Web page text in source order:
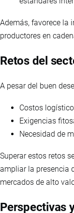
Además, favorece la
productores en
Retos del
A pesar del buen
Costos
Exigencias
Necesidad de
Superar estos retos
ampliar la presencia
mercados de alto
Perspectivas